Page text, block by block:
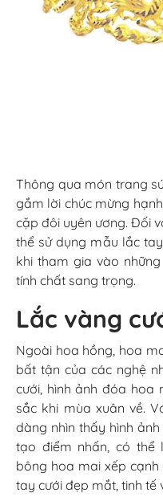
Thông qua món trang
gắm lời chúc mừng
cặp đôi uyên ương. Đối
thể sử dụng mẫu lắc
khi tham gia vào
tính chất sang trọng.
Lắc vàng
Ngoài hoa hồng, hoa
bất tận của các nghệ
cưới, hình ảnh đóa hoa
sắc khi mùa xuân về.
dàng nhìn thấy hình
tạo điểm nhấn, có thể
bông hoa mai xếp
tay cưới đẹp mắt, tinh tế